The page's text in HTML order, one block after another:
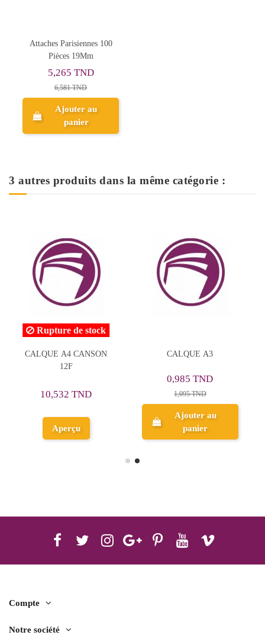
Attaches Parisiennes 100
Pièces 19Mm
5,265 TND
6,581 TND
Ajouter au
panier
3 autres produits dans la même catégorie :
CALQUE A3
1,095 TND
Ajouter au
Calque Transparent, A4
0,350 TND
Ajouter au
Compte
Notre société